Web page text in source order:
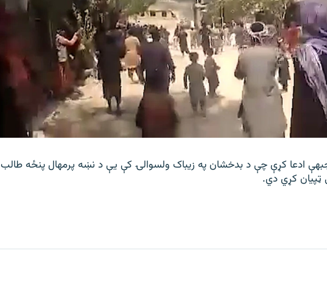
جبهې ادعا کړې چې د بدخشان په زیباک ولسوالۍ کې يې د نښه پرمهال پنځه طالب
ټپیان کړي دي.